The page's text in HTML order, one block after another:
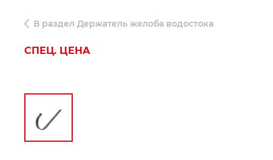
В раздел Держатель желоба водостока
СПЕЦ. ЦЕНА